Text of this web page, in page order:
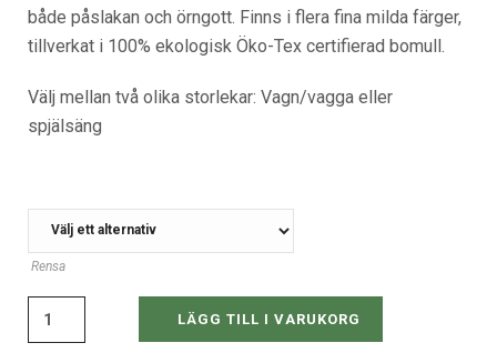
både påslakan och örngott. Finns i flera fina milda färger,
tillverkat i 100% ekologisk Öko-Tex certifierad bomull.
Välj mellan två olika storlekar: Vagn/vagga eller
spjälsäng
Rensa
LÄGG TILL I VARUKORG